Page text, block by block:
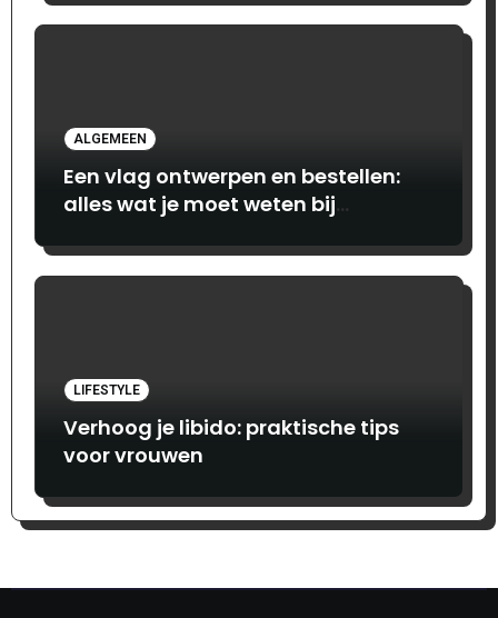
ALGEMEEN
Een vlag ontwerpen en bestellen:
alles wat je moet weten bij
LIFESTYLE
Verhoog je libido: praktische tips
voor vrouwen